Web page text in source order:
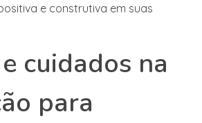
e construtiva em suas
cuidados na
para